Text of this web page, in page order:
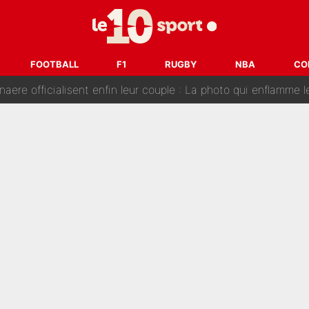
FOOTBALL F1 RUGBY NBA
Michael Olise : L’annonce du Bayern Munich sur son
: La photo qui met fin au transfert de l’été !
officialisent enfin leur couple : La photo qui enflamme